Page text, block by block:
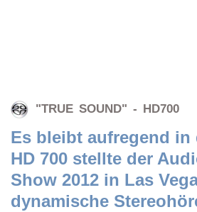
"TRUE SOUND" - HD700
Es bleibt aufregend in
HD 700 stellte der
Show 2012 in Las
dynamische